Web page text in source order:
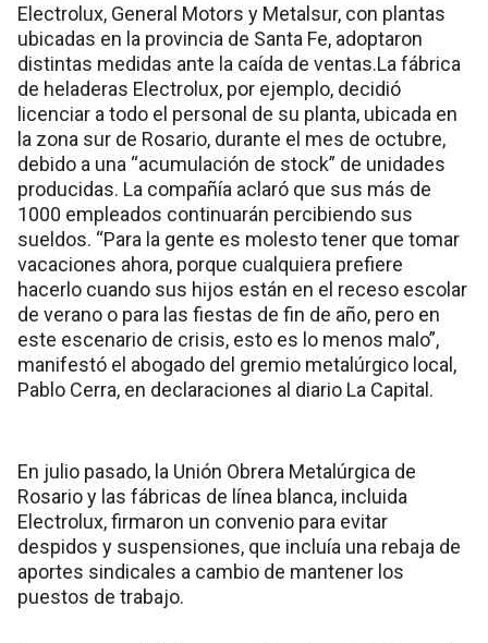
Electrolux, General Motors y Metalsur, con plantas
ubicadas en la provincia de Santa Fe, adoptaron
distintas medidas ante la caída de ventas.La fábrica
de heladeras Electrolux, por ejemplo, decidió
licenciar a todo el personal de su planta, ubicada en
la zona sur de Rosario, durante el mes de octubre,
debido a una “acumulación de stock” de unidades
producidas. La compañía aclaró que sus más de
1000 empleados continuarán percibiendo sus
sueldos. “Para la gente es molesto tener que tomar
vacaciones ahora, porque cualquiera prefiere
hacerlo cuando sus hijos están en el receso escolar
de verano o para las fiestas de fin de año, pero en
este escenario de crisis, esto es lo menos malo”,
manifestó el abogado del gremio metalúrgico local,
Pablo Cerra, en declaraciones al diario La Capital.
En julio pasado, la Unión Obrera Metalúrgica de
Rosario y las fábricas de línea blanca, incluida
Electrolux, firmaron un convenio para evitar
despidos y suspensiones, que incluía una rebaja de
aportes sindicales a cambio de mantener los
puestos de trabajo.